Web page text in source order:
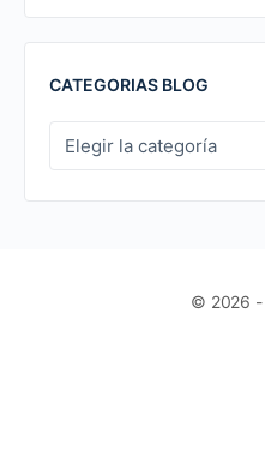
CATEGORIAS BLOG
CATEGORIAS
BLOG
© 2026 -